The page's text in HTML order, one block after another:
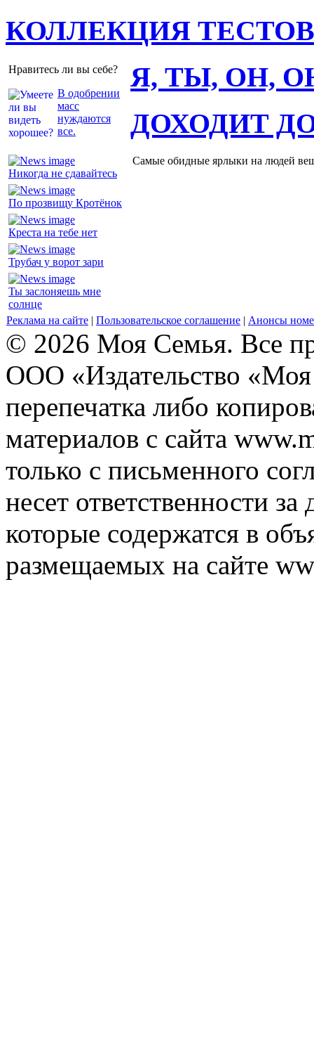
КОЛЛЕКЦИЯ ТЕСТОВ
Нравитесь ли вы себе?
В одобрении
масс
нуждаются
все.
Я, ТЫ, ОН,
Никогда не сдавайтесь
По прозвищу Кротёнок
Креста на тебе нет
Трубач у ворот зари
Ты заслоняешь мне
солнце
ДОХОДИТ
Самые обидные ярлыки на людей
Реклама на сайте | Пользовательское соглашение | Анонсы
© 2026 Моя Семья. Все
ООО «Издательство
перепечатка либо
материалов с сайта
только с письменного
несет ответственности
которые содержатся в
размещаемых на сайте